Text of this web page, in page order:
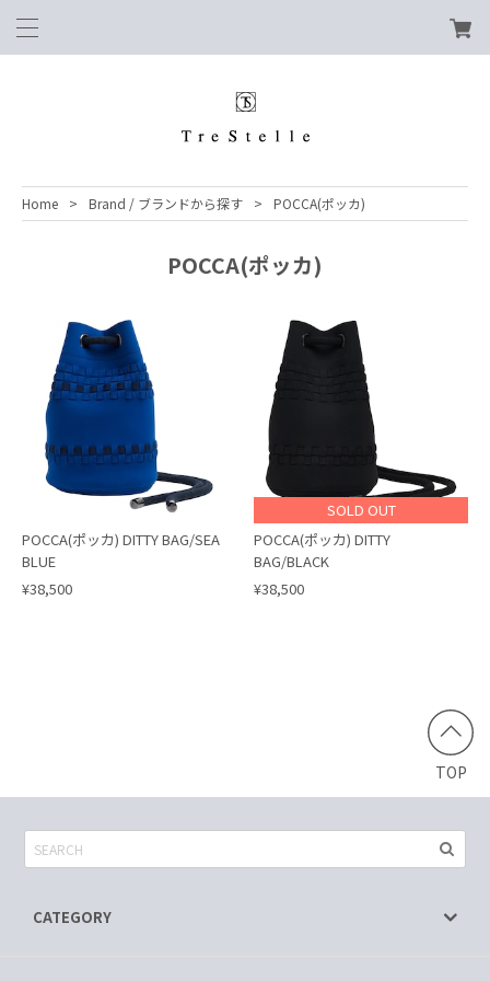
Home Brand / ブランドから探す POCCA(ポッカ)
POCCA(ポッカ)
POCCA(ポッカ) DITTY BAG/SEA
BLUE
¥38,500
SOLD OUT
POCCA(ポッカ) DITTY
BAG/BLACK
¥38,500
TOP
CATEGORY